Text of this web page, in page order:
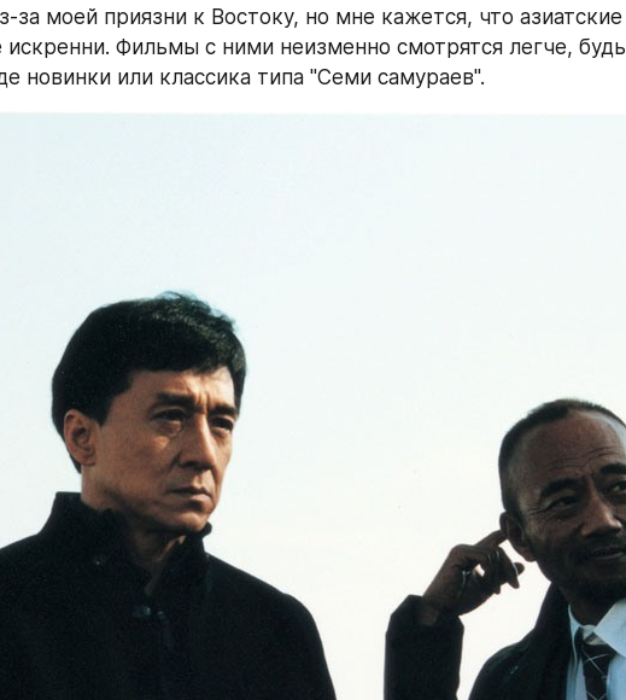
за моей приязни к Востоку, но мне кажется, что азиатские
Фильмы с ними неизменно смотрятся легче, будь
новинки или классика типа "Семи самураев".